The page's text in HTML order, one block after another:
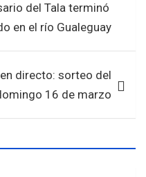
del Tala terminó
en el río Gualeguay
directo: sorteo del
16 de marzo